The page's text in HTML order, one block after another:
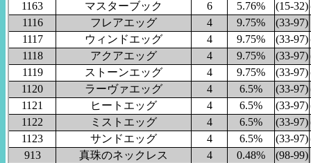
1163
マスターブック 6 5.76% (15-32)
1116
フレアエッグ 4 9.75%
(33-97)
1117
ウィンドエッグ 4 9.75% (33-97)
1118
アクアエッグ 4 9.75% (33-97)
1119
ストーンエッグ 4 9.75% (33-97)
1120
ラーヴァエッグ 4 6.5% (33-97)
1121
ヒートエッグ 4 6.5% (33-97)
1122
ミストエッグ 4 6.5% (33-97)
1123
サンドエッグ 4 6.5% (33-97)
913
真珠のネックレス 4 0.48%
(98-99)